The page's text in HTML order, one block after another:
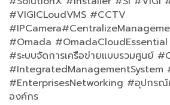
#VIGICLoudVMS #CCTV
#Omada
#ระบบจัดการเครือข่ายแบบรวมศูนย์
#IntegratedManagementSystem
#EnterprisesNetworking #อุปกรณ์เ
องค์กร